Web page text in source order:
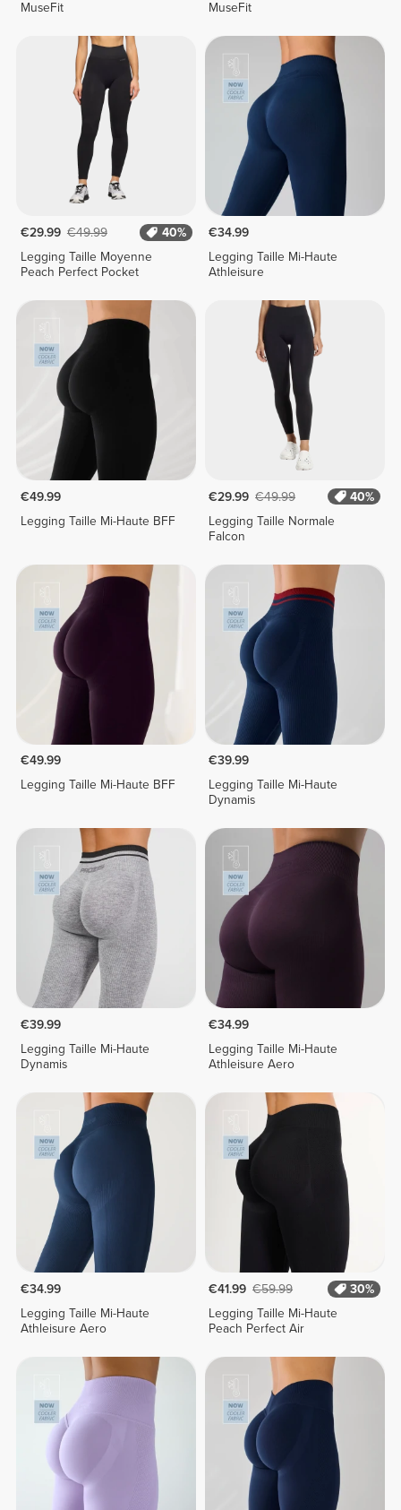
MuseFit
MuseFit
€29.99 €49.99
40%
Legging Taille Moyenne
Peach Perfect Pocket
€34.99
Legging Taille Mi-Haute
Athleisure
€49.99
Legging Taille Mi-Haute BFF
€29.99 €49.99
40%
Legging Taille Normale
Falcon
€49.99
Legging Taille Mi-Haute BFF
€39.99
Legging Taille Mi-Haute
Dynamis
€39.99
Legging Taille Mi-Haute
Dynamis
€34.99
Legging Taille Mi-Haute
Athleisure Aero
€34.99
Legging Taille Mi-Haute
Athleisure Aero
€41.99 €59.99
30%
Legging Taille Mi-Haute
Peach Perfect Air